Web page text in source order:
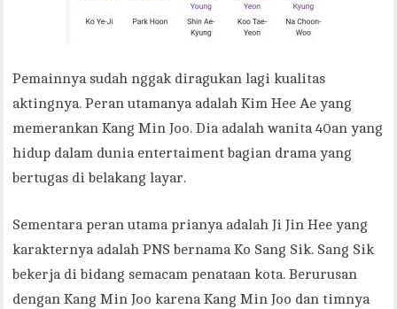
Pemainnya sudah nggak diragukan lagi kualitas
aktingnya. Peran utamanya adalah Kim Hee Ae yang
memerankan Kang Min Joo. Dia adalah wanita 40an yang
hidup dalam dunia entertaiment bagian drama yang
bertugas di belakang layar.
Sementara peran utama prianya adalah Ji Jin Hee yang
karakternya adalah PNS bernama Ko Sang Sik. Sang Sik
bekerja di bidang semacam penataan kota. Berurusan
dengan Kang Min Joo karena Kang Min Joo dan timnya